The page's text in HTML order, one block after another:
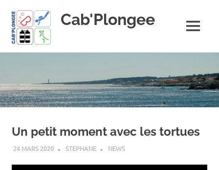
content
Cab'Plongee
!
MENU
Un petit moment avec les tortues
24 MARS 2020 STEPHANE NEWS